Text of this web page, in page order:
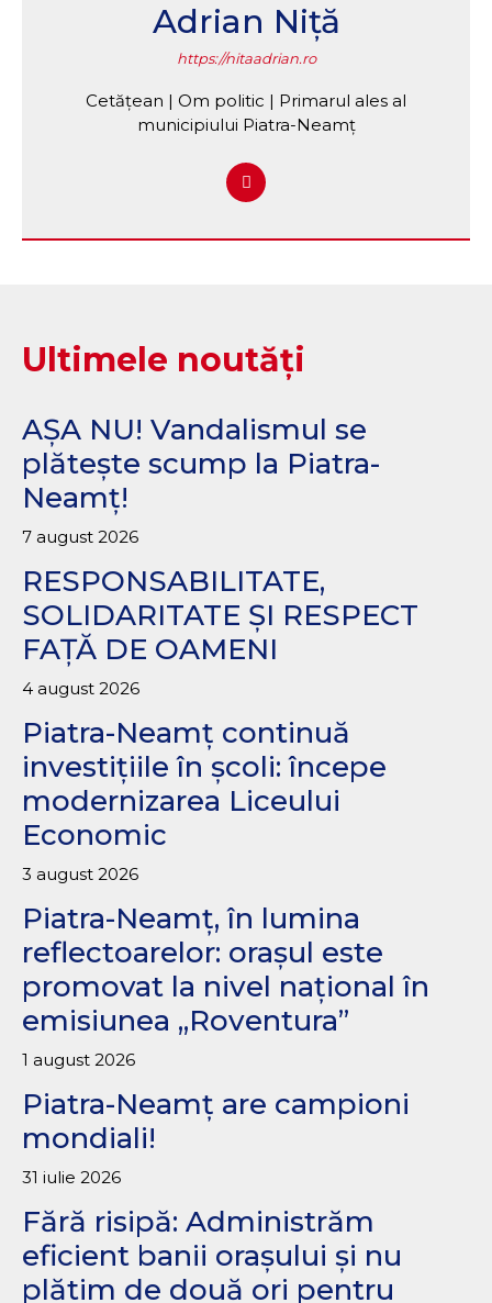
Adrian Niță
https://nitaadrian.ro
Cetățean | Om politic | Primarul ales al
municipiului Piatra-Neamț
Ultimele noutăți
AȘA NU! Vandalismul se
plătește scump la Piatra-
Neamț!
7 august 2026
RESPONSABILITATE,
SOLIDARITATE ȘI RESPECT
FAȚĂ DE OAMENI
4 august 2026
Piatra-Neamț continuă
investițiile în școli: începe
modernizarea Liceului
Economic
3 august 2026
Piatra-Neamț, în lumina
reflectoarelor: orașul este
promovat la nivel național în
emisiunea „Roventura”
1 august 2026
Piatra-Neamț are campioni
mondiali!
31 iulie 2026
Fără risipă: Administrăm
eficient banii orașului și nu
plătim de două ori pentru